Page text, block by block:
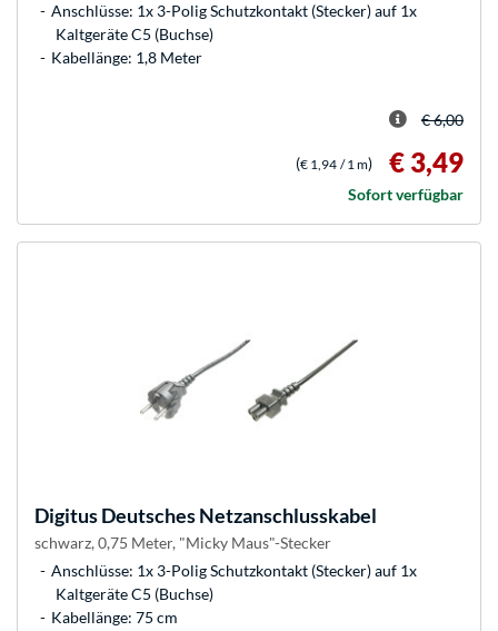
Anschlüsse: 1x 3-Polig Schutzkontakt (Stecker) auf 1x
Kaltgeräte C5 (Buchse)
Kabellänge: 1,8 Meter
€ 6,00
(€ 1,94 / 1 m) € 3,49
Sofort verfügbar
DigitusDeutsches Netzanschlusskabel
schwarz, 0,75 Meter, "Micky Maus"-Stecker
Anschlüsse: 1x 3-Polig Schutzkontakt (Stecker) auf 1x
Kaltgeräte C5 (Buchse)
Kabellänge: 75 cm